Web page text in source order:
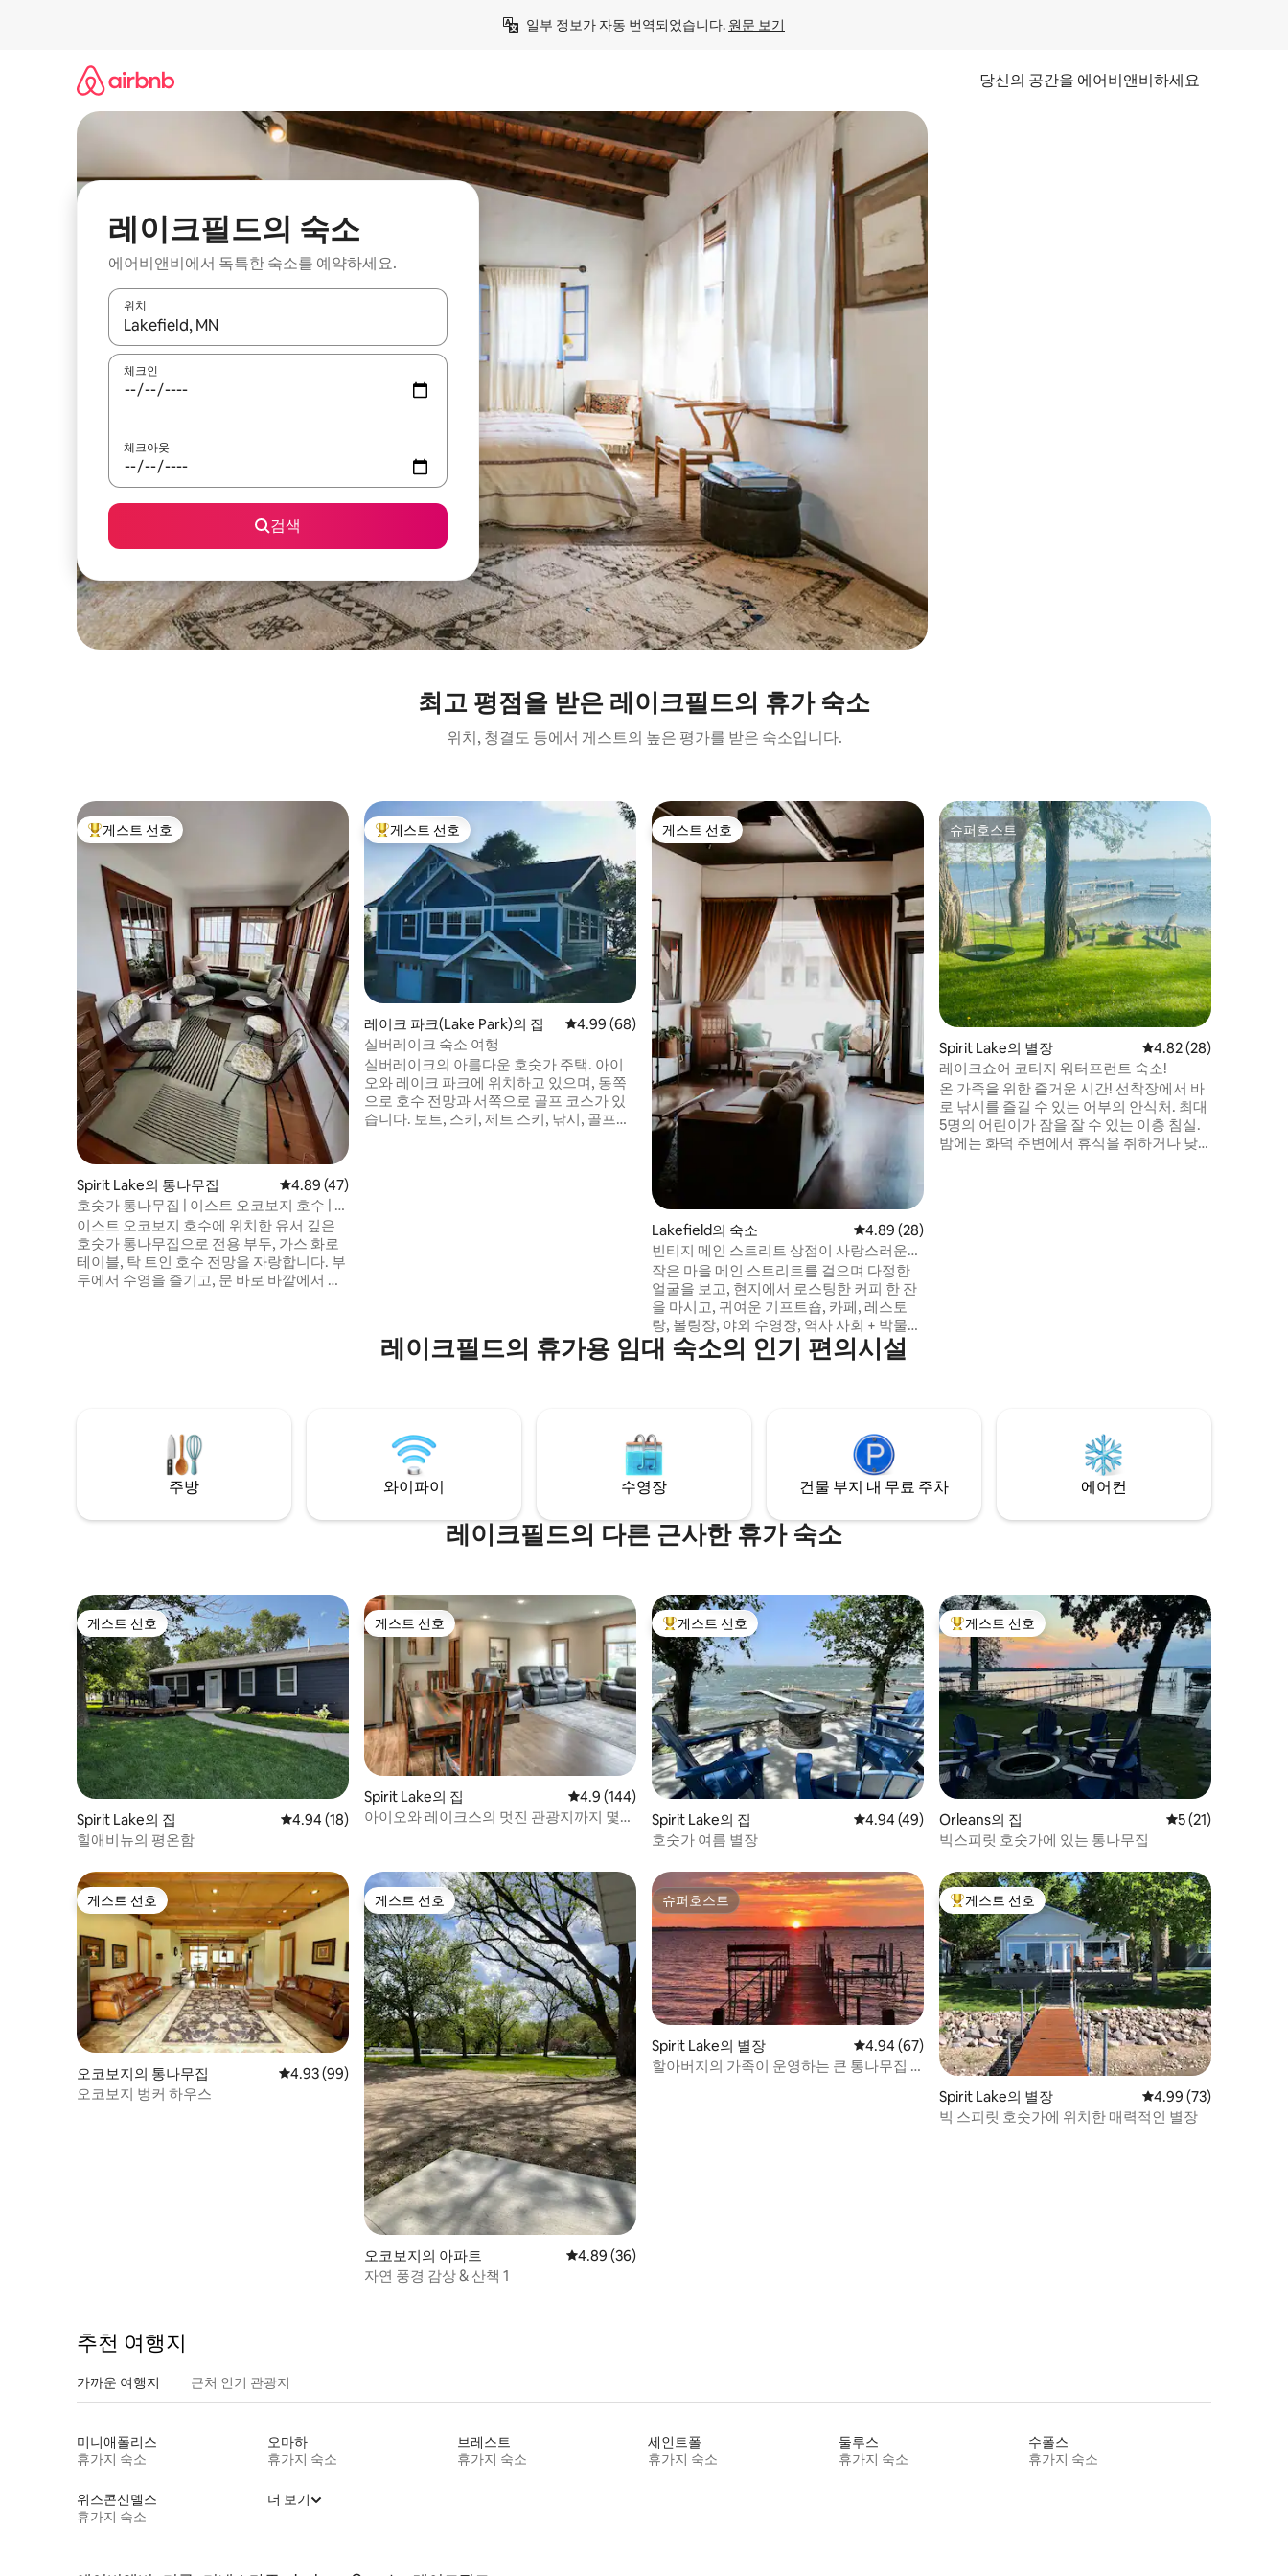
일부 정보가 자동 번역되었습니다. 원문 보기
당신의 공간을 에어비앤비하세요
레이크필드의 숙소
에어비앤비에서 독특한 숙소를 예약하세요.
위치
결과가 나오면 위·아래 화살표 키를 사용하거나 터치 또는 스와이프 동작으로 탐색하세요.
체크인
체크아웃
검색
최고 평점을 받은 레이크필드의 휴가 숙소
위치, 청결도 등에서 게스트의 높은 평가를 받은 숙소입니다.
상위 게스트 선호
게스트 선호
Spirit Lake의 통나무집 평점 4.89점(5점 만점), 후기 47개
4.89 (47)
호숫가 통나무집 | 이스트 오코보지 호수 | 프
라이빗 선착장
이스트 오코보지 호수에 위치한 유서 깊은
호숫가 통나무집으로 전용 부두, 가스 화로
테이블, 탁 트인 호수 전망을 자랑합니다. 부
두에서 수영을 즐기고, 문 바로 바깥에서 커
상위 게스트 선호
게스트 선호
레이크 파크(Lake Park)의 집 평점 4.99점(5점 만점), 후기 68개
4.99 (68)
실버레이크 숙소 여행
실버레이크의 아름다운 호숫가 주택. 아이
오와 레이크 파크에 위치하고 있으며, 동쪽
으로 호수 전망과 서쪽으로 골프 코스가 있
습니다. 보트, 스키, 제트 스키, 낚시, 골프를
게스트 선호
게스트 선호
Lakefield의 숙소 평점 4.89점(5점 만점), 후기 28개
4.89 (28)
빈티지 메인 스트리트 상점이 사랑스러운
바카 하우스로 변신했습니다.
작은 마을 메인 스트리트를 걸으며 다정한
얼굴을 보고, 현지에서 로스팅한 커피 한 잔
을 마시고, 귀여운 기프트숍, 카페, 레스토
랑, 볼링장, 야외 수영장, 역사 사회 + 박물관
등을 방문하고 싶으신가요? 찾았습니다. 아
이오와 그레이트 레이크스 레이크필드에서
크필드 생활을 즐겨보세요. 우리는 작지만
큰 삶을 살고 있습니다. 당신도 가능합니다!
슈퍼호스트
슈퍼호스트
Spirit Lake의 별장 평점 4.82점(5점 만점),
4.82 (28)
레이크쇼어 코티지 워터프런트 숙소!
온 가족을 위한 즐거운 시간! 선착장에서 바
로 낚시를 즐길 수 있는 어부의 안식처. 최대
5명의 어린이가 잠을 잘 수 있는 이층 침실.
밤에는 화덕 주변에서 휴식을 취하거나 낮
레이크필드의 휴가용 임대 숙소의 인기 편의시설
주방 와이파이 수영장 건물 부지 내 무료 주차 에어컨
레이크필드의 다른 근사한 휴가 숙소
게스트 선호
게스트 선호
Spirit Lake의 집 평점 4.94점(5점 만점), 후기 18개
4.94 (18)
힐애비뉴의 평온함
게스트 선호
게스트 선호
Spirit Lake의 집 평점 4.9점(5점 만점), 후기 144개
4.9 (144)
아이오와 레이크스의 멋진 관광지까지 몇
상위 게스트 선호
게스트 선호
Spirit Lake의 집 평점 4.94점(5점 만점), 후기 49개
4.94 (49)
호숫가 여름 별장
상위 게스트 선호
게스트 선호
Orleans의 집 평점 5점(5점 만점
5 (21)
빅스피릿 호숫가에 있는 통나무집
게스트 선호
게스트 선호
오코보지의 통나무집 평점 4.93점(5점 만점), 후기 99개
4.93 (99)
오코보지 벙커 하우스
게스트 선호
게스트 선호
오코보지의 아파트 평점 4.89점(5점 만점), 후기 36개
4.89 (36)
자연 풍경 감상 & 산책 1
슈퍼호스트
슈퍼호스트
Spirit Lake의 별장 평점 4.94점(5점 만점), 후기 67개
4.94 (67)
할아버지의 가족이 운영하는 큰 통나무집 *
상위 게스트 선호
게스트 선호
Spirit Lake의 별장 평점 4.99점(5점 만점),
4.99 (73)
빅 스피릿 호숫가에 위치한 매력적인 별장
추천 여행지
가까운 여행지 근처 인기 관광지
미니애폴리스
휴가지 숙소
오마하
휴가지 숙소
브레스트
휴가지 숙소
세인트폴
휴가지 숙소
둘루스
휴가지 숙소
수폴스
휴가지 숙소
위스콘신델스
휴가지 숙소
더 보기